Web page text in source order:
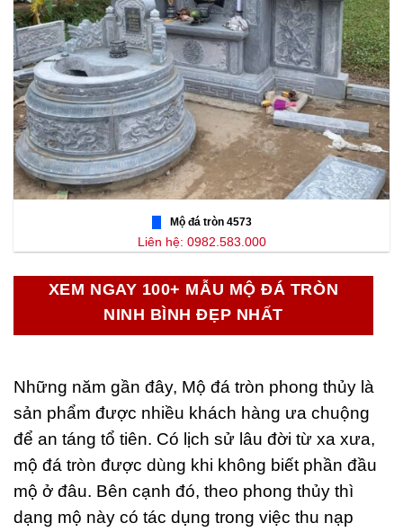
Mộ đá tròn 4573
Liên hệ: 0982.583.000
XEM NGAY 100+ MẪU MỘ ĐÁ TRÒN
NINH BÌNH ĐẸP NHẤT
Những năm gần đây, Mộ đá tròn phong thủy là
sản phẩm được nhiều khách hàng ưa chuộng
để an táng tổ tiên. Có lịch sử lâu đời từ xa xưa,
mộ đá tròn được dùng khi không biết phần đầu
mộ ở đâu. Bên cạnh đó, theo phong thủy thì
dạng mộ này có tác dụng trong việc thu nạp